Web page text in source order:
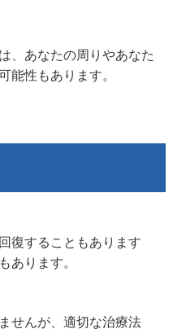
、あなたの周りやあなた
能性もあります。
復することもあります
あります。
せんが、適切な治療法